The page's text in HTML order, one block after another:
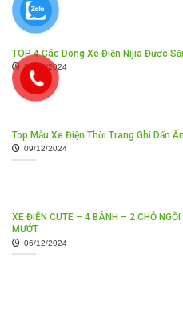
TOP 4 Các Dòng Xe Điện Nijia Được
26/12/2024
Top Mẫu Xe Điện Thời Trang Ghi Dấn
09/12/2024
XE ĐIỆN CUTE – 4 BÁNH – 2 CHỖ
MƯỚT
06/12/2024